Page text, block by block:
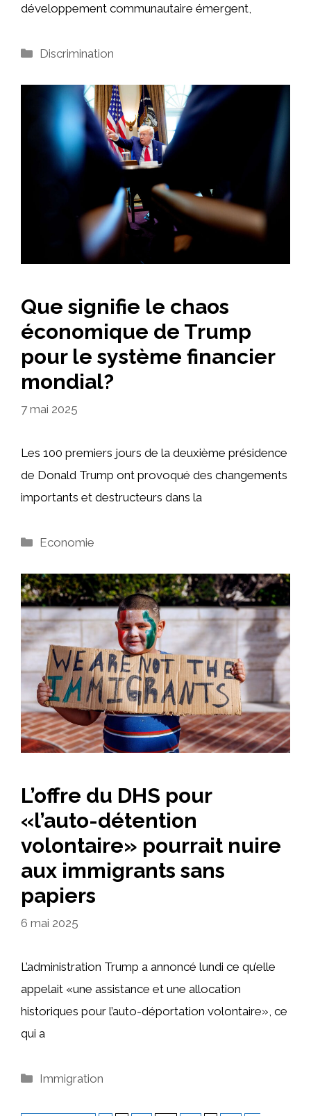
développement communautaire émergent,
Catégories
Discrimination
Que signifie le chaos
économique de Trump
pour le système financier
mondial?
7 mai 2025
Les 100 premiers jours de la deuxième présidence
de Donald Trump ont provoqué des changements
importants et destructeurs dans la
Catégories
Economie
L’offre du DHS pour
«l’auto-détention
volontaire» pourrait nuire
aux immigrants sans
papiers
6 mai 2025
L’administration Trump a annoncé lundi ce qu’elle
appelait «une assistance et une allocation
historiques pour l’auto-déportation volontaire», ce
qui a
Catégories
Immigration